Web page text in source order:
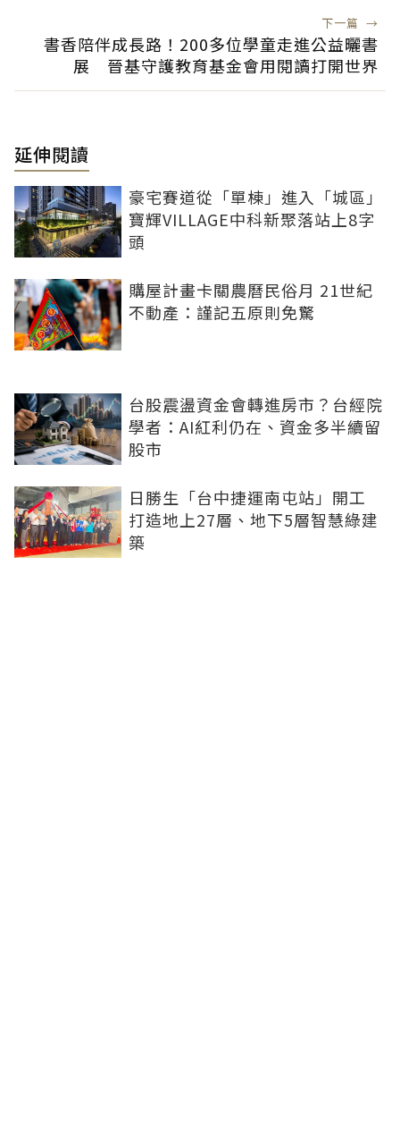
下一篇 →
書香陪伴成長路！200多位學童走進公益曬書
展 晉基守護教育基金會用閱讀打開世界
延伸閱讀
豪宅賽道從「單棟」進入「城區」
寶輝VILLAGE中科新聚落站上8字
頭
購屋計畫卡關農曆民俗月 21世紀
不動產：謹記五原則免驚
台股震盪資金會轉進房市？台經院
學者：AI紅利仍在、資金多半續留
股市
日勝生「台中捷運南屯站」開工
打造地上27層、地下5層智慧綠建
築